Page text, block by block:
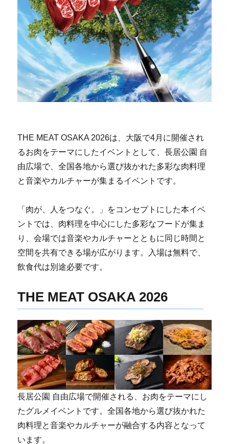
THE MEAT OSAKA 2026は、大阪で4月に開催され
るお肉をテーマにしたイベントとして、長居公園 自
由広場で、全国各地から選び抜かれた多彩な肉料理
と音楽やカルチャーが集まるイベントです。
「肉が、人をつなぐ。」をコンセプトにした本イベ
ントでは、肉料理を中心にした多彩なフードが集ま
り、会場では音楽やカルチャーとともに同じ時間と
空間を共有できる場が広がります。入場は無料で、
飲食代は別途必要です。
THE MEAT OSAKA 2026
長居公園 自由広場で開催される、お肉をテーマにし
たグルメイベントです。全国各地から選び抜かれた
肉料理と音楽やカルチャーが融合する内容となって
います。